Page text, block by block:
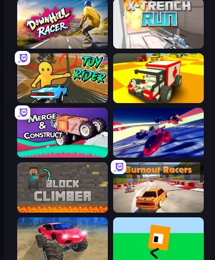
Downhill Racer X Trench Run
Toy Rider
Merge & Construct Hyperspace Racers 3
Block Climber Burnout Racers